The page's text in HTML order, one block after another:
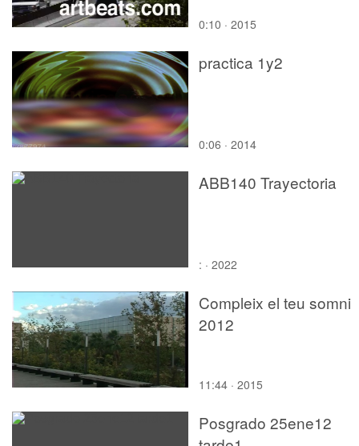
0:10 · 2015
practica 1y2
0:06 · 2014
ABB140 Trayectoria
: · 2022
Compleix el teu somni
2012
11:44 · 2015
Posgrado 25ene12